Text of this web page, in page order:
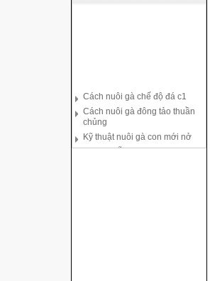
chủng
Kỹ thuật nuôi gà con mới nở
Hướng dẫn nuôi gà đá
Tại sao bạn cần biết cách nuôi
gà chọi ?